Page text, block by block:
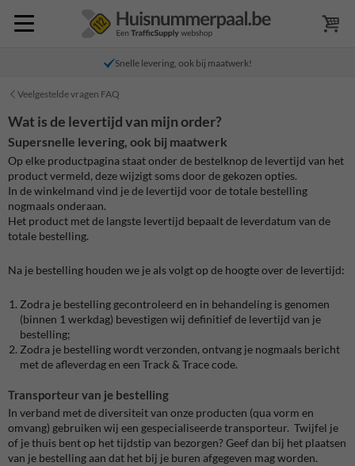
Snelle levering, ook bij maatwerk!
Veelgestelde vragen FAQ
Wat is de levertijd van mijn order?
Supersnelle levering, ook bij maatwerk
Op elke productpagina staat onder de bestelknop de levertijd van het
product vermeld, deze wijzigt soms door de gekozen opties.
In de winkelmand vind je de levertijd voor de totale bestelling
nogmaals onderaan.
Het product met de langste levertijd bepaalt de leverdatum van de
totale bestelling.
Na je bestelling houden we je als volgt op de hoogte over de levertijd:
Zodra je bestelling gecontroleerd en in behandeling is genomen
(binnen 1 werkdag) bevestigen wij definitief de levertijd van je
bestelling;
Zodra je bestelling wordt verzonden, ontvang je nogmaals bericht
met de afleverdag en een Track & Trace code.
Transporteur van je bestelling
In verband met de diversiteit van onze producten (qua vorm en
omvang) gebruiken wij een gespecialiseerde transporteur. Twijfel je
of je thuis bent op het tijdstip van bezorgen? Geef dan bij het plaatsen
van je bestelling aan dat het bij je buren afgegeven mag worden.